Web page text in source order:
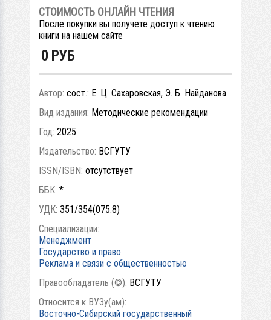
СТОИМОСТЬ ОНЛАЙН ЧТЕНИЯ
После покупки вы получете доступ к чтению
книги на нашем сайте
0 РУБ
Автор: сост.: Е. Ц. Сахаровская, Э. Б. Найданова
Вид издания: Методические рекомендации
Год: 2025
Издательство: ВСГУТУ
ISSN/ISBN: отсутствует
ББК: *
УДК: 351/354(075.8)
Специализации:
Менеджмент
Государство и право
Реклама и связи с общественностью
Правообладатель (©): ВСГУТУ
Относится к ВУЗу(ам):
Восточно-Сибирский государственный